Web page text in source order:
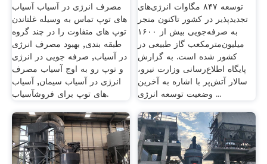
مصرف انرژی در آسیاب آسیاب
های توپ تماس به وسیله غلتاندن
توپ های متفاوت را در چند گروه
طبقه بندی, بهبود مصرف انرژی
در آسیاب, صرفه جویی در انرژی
و توپ رو به اوج آسیاب مصرف
انرژی در آسیاب سیمان, آسیاب
های توپ برای فروشآسیاب.
توسعه ۸۴۷ مگاوات انرژی‌های
تجدیدپذیر در کشور تاکنون منجر
به صرفه‌جویی بیش از ۱۶۰۰
میلیون‌مترمکعب گاز طبیعی در
کشور شده است. به گزارش
پایگاه اطلاع‌رسانی وزارت نیرو،
سالار آتش‌پر با اشاره به آخرین
وضعیت توسعه انرژی ...